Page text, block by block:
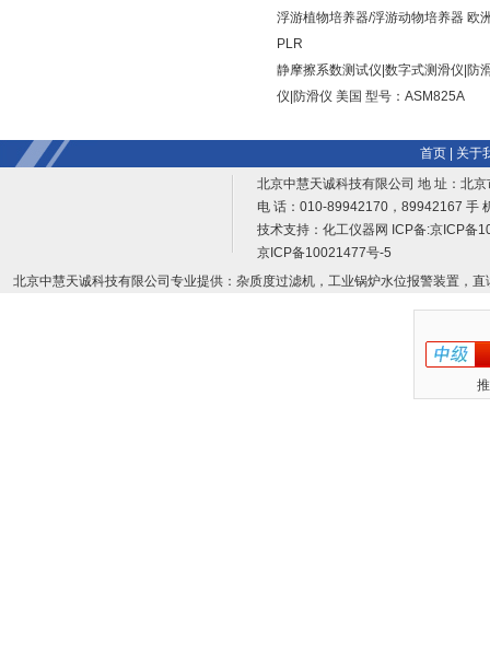
浮游植物培养器/浮游动物培养器 欧
PLR
静摩擦系数测试仪|数字式测滑仪|防
仪|防滑仪 美国 型号：ASM825A
首页|
关于
北京中慧天诚科技有限公司 地 址：北
电 话：010-89942170，89942167 手
技术支持： 化工仪器网 ICP备:京ICP备
京ICP备10021477号-5
北京中慧天诚科技有限公司专业提供：杂质度过滤机，工业锅炉水位报警装置，